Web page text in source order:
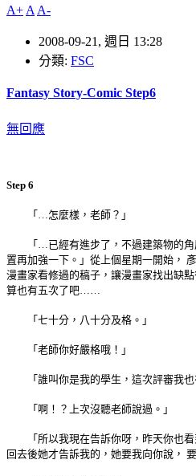
A+ A A-
2008-09-21, 週日 13:28
分類: FSC
Fantasy Story-Comic Step6
無回應
Step 6
「…怎麼樣，老師？」
「…已經有進步了，不過建築物的
置再加強一下。」從上個星期一開始，
漫畫家看修過的稿子，讓漫畫家找出缺
算也有五次了吧……
「七十分，八十分及格。」
「老師你好嚴格哦！」
「誰叫你是我的學生，這次評審我也
「啊！？上次沒聽老師說過。」
「所以我現在告訴你呀，昨天你也
回去後她才告訴我的，她要我向你說，